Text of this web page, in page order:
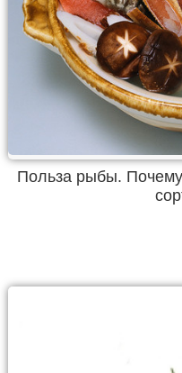
Польза рыбы.